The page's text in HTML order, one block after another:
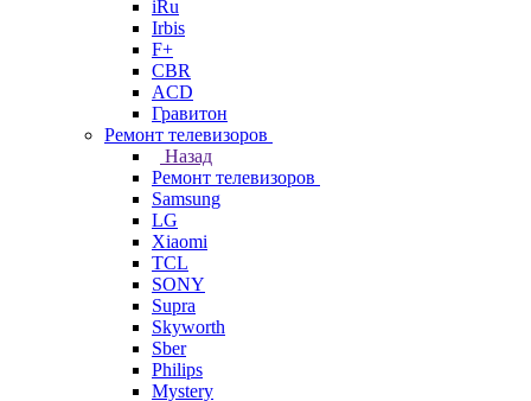
iRu
Irbis
F+
CBR
ACD
Гравитон
Ремонт телевизоров
Назад
Ремонт телевизоров
Samsung
LG
Xiaomi
TCL
SONY
Supra
Skyworth
Sber
Philips
Mystery